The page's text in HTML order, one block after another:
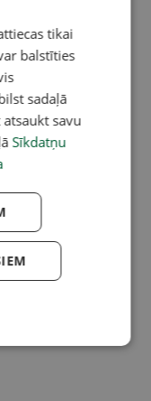
tikai
balstīties
sadaļā
atsaukt savu
Sīkdatņu